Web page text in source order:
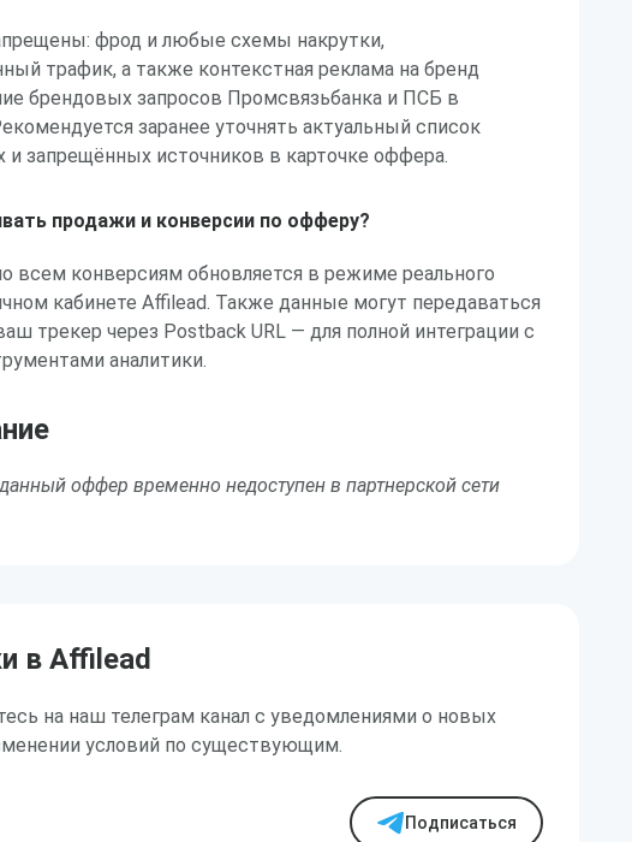
фрод и любые схемы накрутки,
трафик, а также контекстная реклама на бренд
брендовых запросов Промсвязьбанка и ПСБ в
заранее уточнять актуальный список
запрещённых источников в карточке оффера.
продажи и конверсии по офферу?
всем конверсиям обновляется в режиме реального
кабинете Affilead. Также данные могут передаваться
трекер через Postback URL — для полной интеграции с
аналитики.
оффер временно недоступен в партнерской сети
в Affilead
на наш телеграм канал с уведомлениями о новых
условий по существующим.
Подписаться